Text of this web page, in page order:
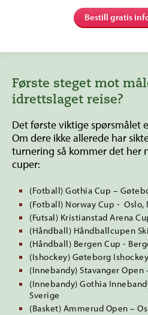
Bestill gratis
Første steget mot
idrettslaget reise?
Det første viktige spørsmålet
Om dere ikke allerede har
turnering så kommer det her
cuper:
(Fotball) Gothia Cup –
(Fotball) Norway Cup - Oslo,
(Futsal) Kristianstad Arena
(Håndball) Håndballcupen
(Håndball) Bergen Cup -
(Ishockey) Gøteborg
(Innebandy) Stavanger Open
(Innebandy) Gothia
Sverige
(Basket) Ammerud Open –